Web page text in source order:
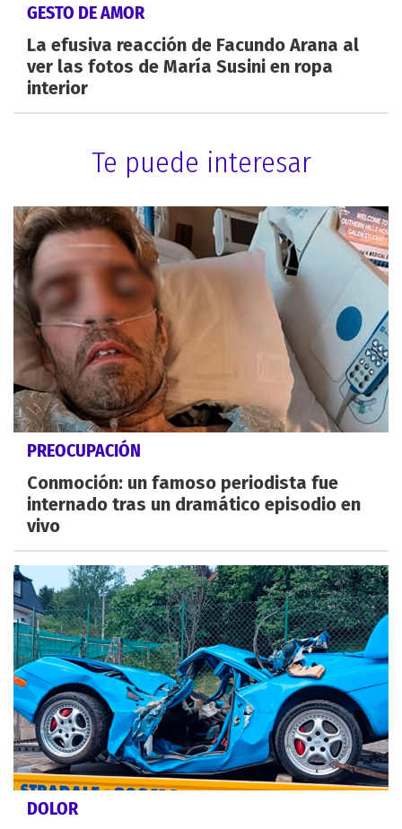
GESTO DE AMOR
La efusiva reacción de Facundo Arana al
ver las fotos de María Susini en ropa
interior
Te puede interesar
PREOCUPACIÓN
Conmoción: un famoso periodista fue
internado tras un dramático episodio en
vivo
DOLOR